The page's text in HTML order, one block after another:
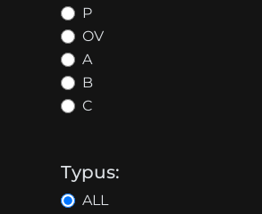
P
OV
A
B
C
Typus:
ALL